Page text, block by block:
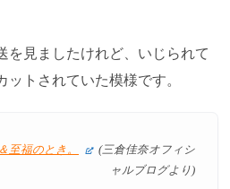
を見ましたけれど、いじられて
トされていた模様です。
至福のとき。
(三倉佳奈オフィシ
ャルブログより)